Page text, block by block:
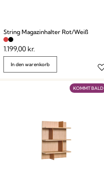
String Magazinhalter Rot/Weiß
1.199,00 kr.
In den warenkorb
KOMMT BALD